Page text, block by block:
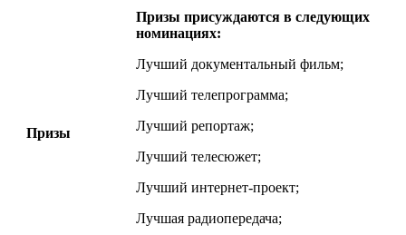
Призы
Призы присуждаются в следующих
номинациях:
Лучший документальный фильм;
Лучший телепрограмма;
Лучший репортаж;
Лучший телесюжет;
Лучший интернет-проект;
Лучшая радиопередача;